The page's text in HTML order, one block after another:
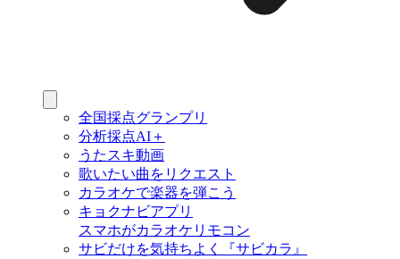
全国採点グランプリ
分析採点AI＋
うたスキ動画
歌いたい曲をリクエスト
カラオケで楽器を弾こう
キョクナビアプリ
スマホがカラオケリモコン
サビだけを気持ちよく『サビカラ』